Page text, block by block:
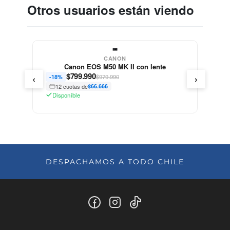
Otros usuarios están viendo
CANON
Canon EOS M50 MK II con lente
-18% $799.990$979.990
12 cuotas de$66.666
Disponible
‹ ›
DESPACHAMOS A TODO CHILE